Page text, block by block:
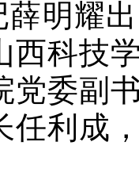
薛明耀
西科技
党委副
任利成